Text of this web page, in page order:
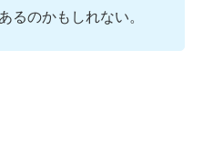
るのかもしれない。